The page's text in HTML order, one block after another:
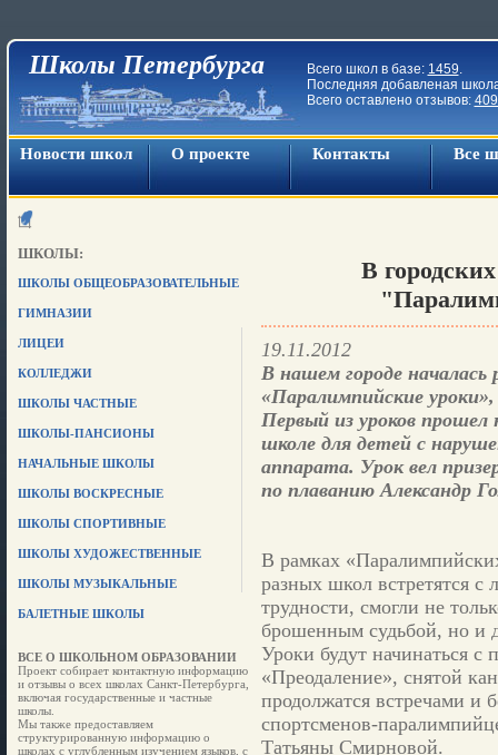
Школы Петербурга Всего школ в базе: 1459.
Последняя добавленая
Всего оставлено отзывов:
Новости школ О проекте Контакты Все
ШКОЛЫ:
ШКОЛЫ ОБЩЕОБРАЗОВАТЕЛЬНЫЕ
ГИМНАЗИИ
ЛИЦЕИ
КОЛЛЕДЖИ
ШКОЛЫ ЧАСТНЫЕ
ШКОЛЫ-ПАНСИОНЫ
НАЧАЛЬНЫЕ ШКОЛЫ
ШКОЛЫ ВОСКРЕСНЫЕ
ШКОЛЫ СПОРТИВНЫЕ
ШКОЛЫ ХУДОЖЕСТВЕННЫЕ
ШКОЛЫ МУЗЫКАЛЬНЫЕ
БАЛЕТНЫЕ ШКОЛЫ
ВСЕ О ШКОЛЬНОМ ОБРАЗОВАНИИ
Проект собирает контактную информацию
и отзывы о всех школах Санкт-Петербурга,
включая государственные и частные
школы.
Мы также предоставляем
структурированную информацию о
школах с углубленным изучением языков, с
В
19.11.2012
В нашем городе началась
«Паралимпийские
Первый из уроков прошел
школе для детей с
аппарата. Урок вел
по плаванию Александр
В рамках
разных школ встретятся с
трудности, смогли не
брошенным судьбой, но и
Уроки будут начинаться с
«Преодаление», снятой
продолжатся встречами и
спортсменов-
Татьяны Смирновой.